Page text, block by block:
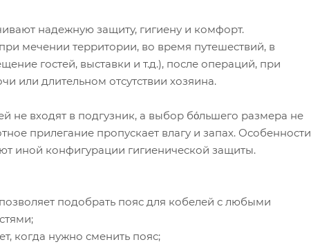
надежную защиту, гигиену и комфорт.
мечении территории, во время путешествий, в
гостей, выставки и т.д.), после операций, при
или длительном отсутствии хозяина.
не входят в подгузник, а выбор бо́льшего размера не
прилегание пропускает влагу и запах. Особенности
иной конфигурации гигиенической защиты.
подобрать пояс для кобелей с любыми
когда нужно сменить пояс;